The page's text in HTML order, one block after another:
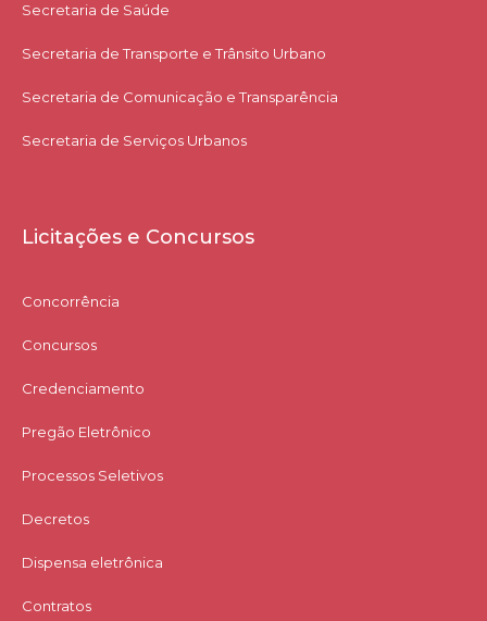
Secretaria de Saúde
Secretaria de Transporte e Trânsito Urbano
Secretaria de Comunicação e Transparência
Secretaria de Serviços Urbanos
Licitações e Concursos
Concorrência
Concursos
Credenciamento
Pregão Eletrônico
Processos Seletivos
Decretos
Dispensa eletrônica
Contratos